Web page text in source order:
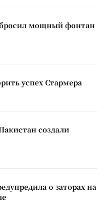
мощный фонтан
успех Стармера
создали
о заторах на